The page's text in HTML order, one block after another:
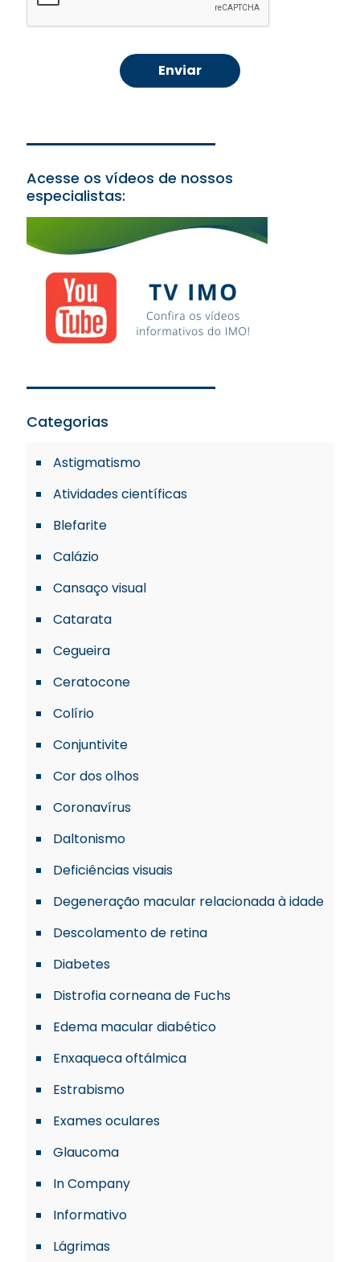
Acesse os vídeos de nossos
especialistas:
Categorias
Astigmatismo
Atividades científicas
Blefarite
Calázio
Cansaço visual
Catarata
Cegueira
Ceratocone
Colírio
Conjuntivite
Cor dos olhos
Coronavírus
Daltonismo
Deficiências visuais
Degeneração macular relacionada à idade
Descolamento de retina
Diabetes
Distrofia corneana de Fuchs
Edema macular diabético
Enxaqueca oftálmica
Estrabismo
Exames oculares
Glaucoma
In Company
Informativo
Lágrimas